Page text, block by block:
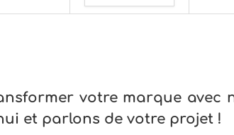
votre marque avec
et parlons de votre projet !